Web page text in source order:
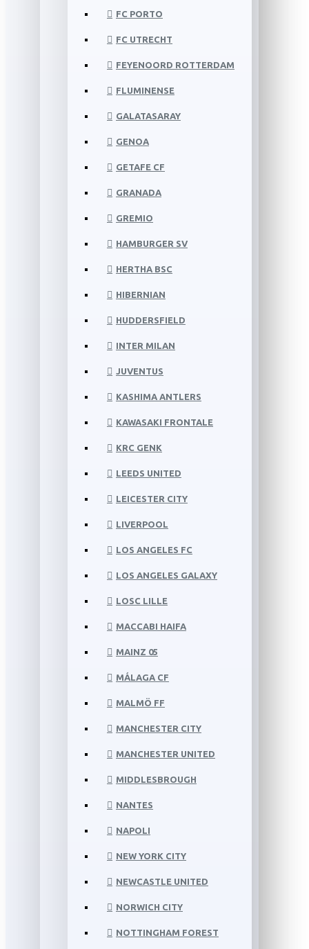
FC PORTO
FC UTRECHT
FEYENOORD ROTTERDAM
FLUMINENSE
GALATASARAY
GENOA
GETAFE CF
GRANADA
GREMIO
HAMBURGER SV
HERTHA BSC
HIBERNIAN
HUDDERSFIELD
INTER MILAN
JUVENTUS
KASHIMA ANTLERS
KAWASAKI FRONTALE
KRC GENK
LEEDS UNITED
LEICESTER CITY
LIVERPOOL
LOS ANGELES FC
LOS ANGELES GALAXY
LOSC LILLE
MACCABI HAIFA
MAINZ 05
MÁLAGA CF
MALMÖ FF
MANCHESTER CITY
MANCHESTER UNITED
MIDDLESBROUGH
NANTES
NAPOLI
NEW YORK CITY
NEWCASTLE UNITED
NORWICH CITY
NOTTINGHAM FOREST